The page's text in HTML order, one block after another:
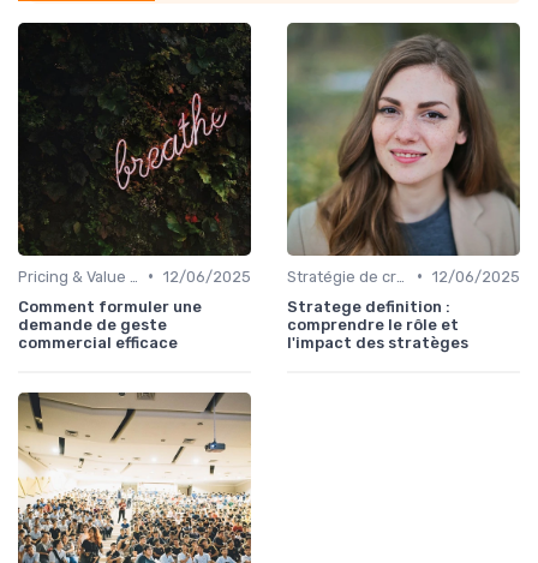
• 12/06/2025
Comment formuler une
demande de geste
commercial efficace
• 12/06/2025
Stratege definition :
comprendre le rôle et
l'impact des stratèges